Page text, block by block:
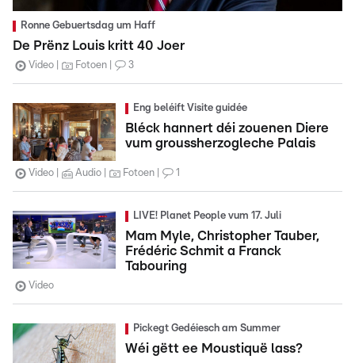
Ronne Gebuertsdag um Haff
De Prënz Louis kritt 40 Joer
Video Fotoen 3
Eng beléift Visite guidée
Bléck hannert déi zouenen Diere
vum groussherzogleche Palais
Video Audio Fotoen 1
LIVE! Planet People vum 17. Juli
Mam Myle, Christopher Tauber,
Frédéric Schmit a Franck
Tabouring
Video
Pickegt Gedéiesch am Summer
Wéi gëtt ee Moustiquë lass?